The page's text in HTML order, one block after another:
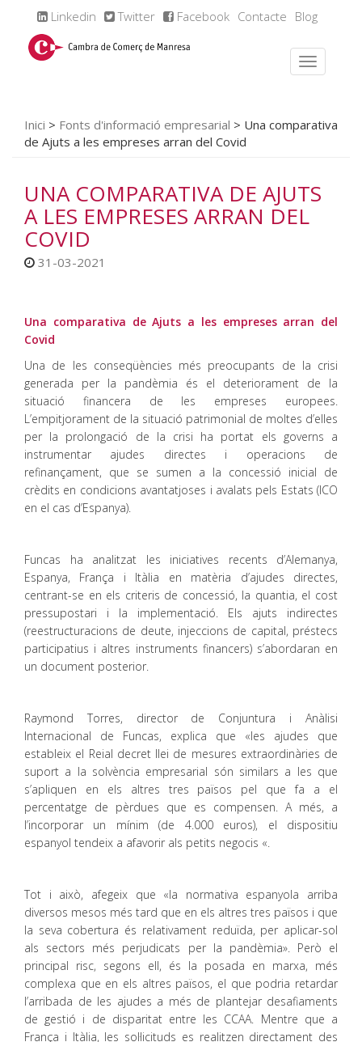
Linkedin Twitter Facebook Contacte Blog
Inici > Fonts d'informació empresarial > Una comparativa
de Ajuts a les empreses arran del Covid
UNA COMPARATIVA DE AJUTS
A LES EMPRESES ARRAN DEL
COVID
31-03-2021
Una comparativa de Ajuts a les empreses arran del
Covid
Una de les conseqüències més preocupants de la crisi
generada per la pandèmia és el deteriorament de la
situació financera de les empreses europees.
L’empitjorament de la situació patrimonial de moltes d’elles
per la prolongació de la crisi ha portat els governs a
instrumentar ajudes directes i operacions de
refinançament, que se sumen a la concessió inicial de
crèdits en condicions avantatjoses i avalats pels Estats (ICO
en el cas d’Espanya).
Funcas ha analitzat les iniciatives recents d’Alemanya,
Espanya, França i Itàlia en matèria d’ajudes directes,
centrant-se en els criteris de concessió, la quantia, el cost
pressupostari i la implementació. Els ajuts indirectes
(reestructuracions de deute, injeccions de capital, préstecs
participatius i altres instruments financers) s’abordaran en
un document posterior.
Raymond Torres, director de Conjuntura i Anàlisi
Internacional de Funcas, explica que «les ajudes que
estableix el Reial decret llei de mesures extraordinàries de
suport a la solvència empresarial són similars a les que
s’apliquen en els altres tres països pel que fa a el
percentatge de pèrdues que es compensen. A més, a
l’incorporar un mínim (de 4.000 euros), el dispositiu
espanyol tendeix a afavorir als petits negocis «.
Tot i això, afegeix que «la normativa espanyola arriba
diversos mesos més tard que en els altres tres països i que
la seva cobertura és relativament reduïda, per aplicar-sol
als sectors més perjudicats per la pandèmia». Però el
principal risc, segons ell, és la posada en marxa, més
complexa que en els altres països, el que podria retardar
l’arribada de les ajudes a més de plantejar desafiaments
de gestió i de disparitat entre les CCAA. Mentre que a
França i Itàlia, les sol·licituds es realitzen directament des